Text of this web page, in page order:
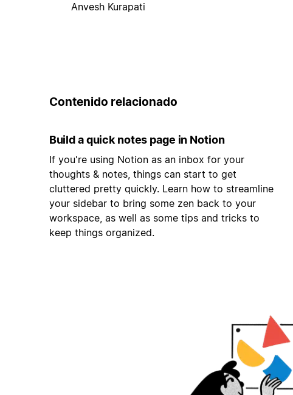
Anvesh Kurapati
Contenido relacionado
Build a quick notes page in Notion
If you're using Notion as an inbox for your
thoughts & notes, things can start to get
cluttered pretty quickly. Learn how to streamline
your sidebar to bring some zen back to your
workspace, as well as some tips and tricks to
keep things organized.